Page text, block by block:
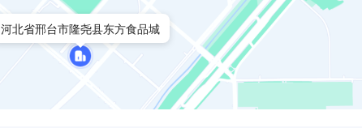
河北省邢台市隆尧县东方食品城